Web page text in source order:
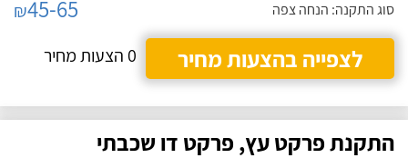
סוג התקנה: הנחה צפה
₪45-65
לצפייה בהצעות מחיר
0 הצעות מחיר
התקנת פרקט עץ, פרקט דו שכבתי